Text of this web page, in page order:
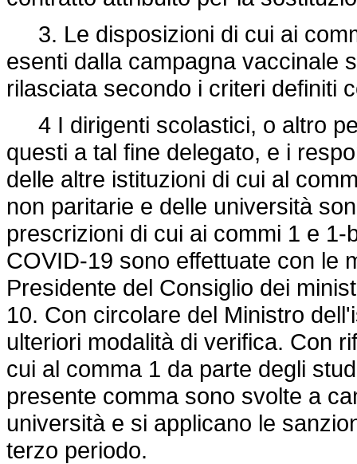
3. Le disposizioni di cui ai
esenti dalla campagna vaccinale
rilasciata secondo i criteri definiti
4 I dirigenti scolastici, o altro
questi a tal fine delegato, e i
delle altre istituzioni di cui al
non paritarie e delle università
prescrizioni di cui ai commi 1 e
COVID-19 sono effettuate con le
Presidente del Consiglio dei
10. Con circolare del Ministro
ulteriori modalità di verifica. Con
cui al comma 1 da parte degli
presente comma sono svolte a
università e si applicano le
terzo periodo.